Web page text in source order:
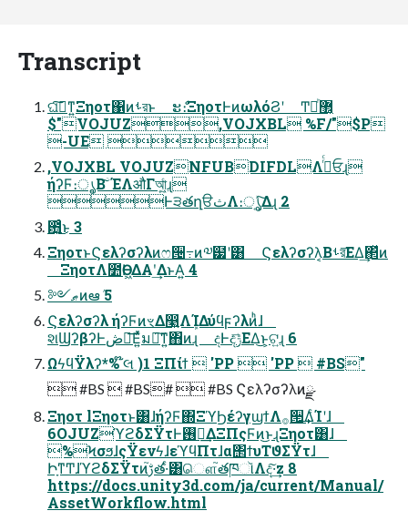
Transcript
ଘࡏ͠ͳ͍Ξηοτ΁ͷࢀরͱ ະެ։ΞηοτͰͷωλόϨʹ Ͳ͏ཱͪ޲͔͏͔
$"VOJUZ,VOJXBL %F/"$P
-UE 
,VOJXBL VOJUZNFUBDIFDLΛ࡞ͬͨਓɻ
ήʔϜ։ൃ͔Βۤ͠ΈΛऔΓআ͖͍ͨɻ
Ͱ੩తղੳثΛ։ൃ͍ͯ͠Δɻ 2
఻͍͑ͨ͜ͱ 3
ΞηοτͱϚελʔσʔλͷෆ੔߹ͷ༧๷ʹ͸ Ϛελʔσʔλ͔Βࢀর͞ΕΔ͢΂ͯͷ
ΞηοτΛ೺ѲͰ͖ΔΑ͏ʹ͢ΔͱΑ͍ 4
༻ޠͷఆٛ 5
Ϛελʔσʔλ ήʔϜͷৼΔ෣͍ΛܾΊΔύϥϝʔλͷ͏ͪɺ
શϢʔβʔͰڞ༗͞Ε͍ͯͯมಈ͠ͳ͍΋ͷɻ දͰදݱ͞ΕΔ͜ͱ͕ଟ͍ɻ 6
ΩϟϥΫλʔ*% ໊લ )1 ΞΠίϯ  'PP  'PP  #BS"
 #BS  #BS#  #BS Ϛελʔσʔλͷྫ
Ξηοτ lΞηοτͱ͸ɺήʔϜ΍ΞϓϦέʔγϣϯΛ࡞੒͢ΔͨΊʹɺ
6OJUZϓϩδΣΫτͰ࢖༻͢ΔΞΠςϜͷ͜ͱɻΞηοτ͸ɺ
%ϞσϧɺςΫενϟɺεϓϥΠτɺα΢ϯυΤϑΣΫτɺ
ԻָͳͲɺϓϩδΣΫτͷࢹ֮త·ͨ͸ௌ֮తཁૉΛද͠·͢z 8
https://docs.unity3d.com/ja/current/Manual/
AssetWorkflow.html